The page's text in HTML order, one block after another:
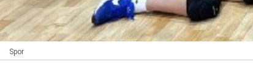
Spor